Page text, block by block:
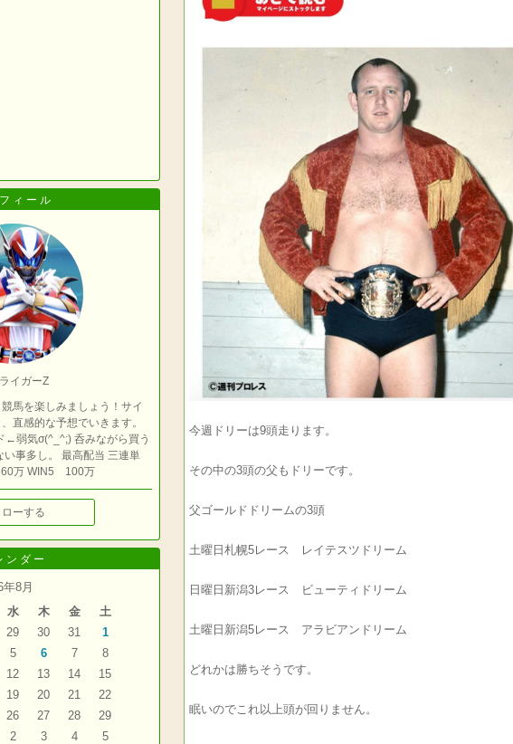
ィール
イガーZ
馬を楽しみましょう！サイ
直感的な予想でいきます。
←弱気σ(^_^;) 呑みながら買う
い事多し。 最高配当 三連単
万 WIN5 100万
ーする
ンダー
8月
水 木 金
土
29 30 31
1
5 6 7
8
12 13 14
15
19 20 21
22
26 27 28
29
2 3 4 5
今週ドリーは9頭走ります。
その中の3頭の父もドリーです。
父ゴールドドリームの3頭
土曜日札幌5レース レイテスツドリーム
日曜日新潟3レース ビューティドリーム
土曜日新潟5レース アラビアンドリーム
どれかは勝ちそうです。
眠いのでこれ以上頭が回りません。